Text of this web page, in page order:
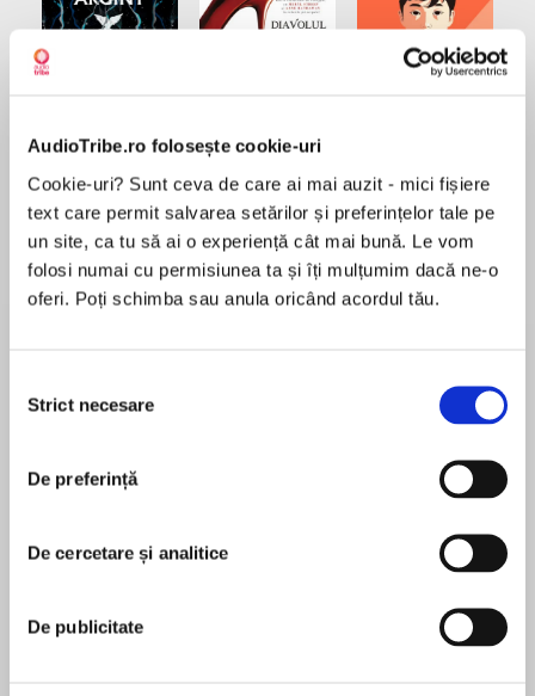
AudioTribe.ro folosește cookie-uri
Cookie-uri? Sunt ceva de care ai mai auzit - mici fișiere
text care permit salvarea setărilor și preferințelor tale pe
un site, ca tu să ai o experiență cât mai bună. Le vom
folosi numai cu permisiunea ta și îți mulțumim dacă ne-o
oferi. Poți schimba sau anula oricând acordul tău.
consimțământului
Strict necesare
De preferință
De cercetare și analitice
De publicitate
Desprecarte
In this extraordinary breakout novel – a rich,
Eric Dupont illuminates the magic of stories, the
bonds of family, and the twists of fate and
generations of the Lamontagnes will weather
love, passion, jealousy, revenge and death.
În acest moment nu există recenzii
Eric Dupont